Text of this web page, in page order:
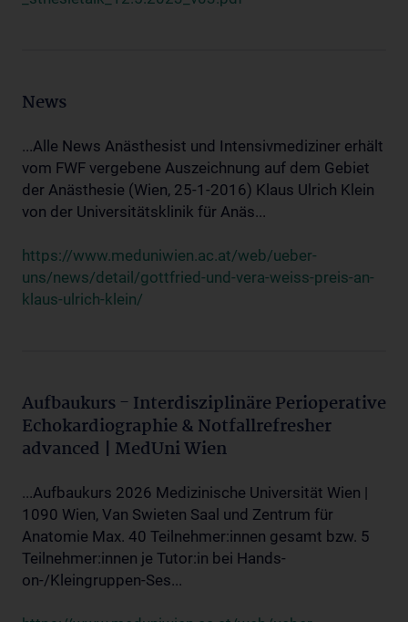
News
...Alle News Anästhesist und Intensivmediziner erhält
vom FWF vergebene Auszeichnung auf dem Gebiet
der Anästhesie (Wien, 25-1-2016) Klaus Ulrich Klein
von der Universitätsklinik für Anäs...
https://www.meduniwien.ac.at/web/ueber-
uns/news/detail/gottfried-und-vera-weiss-preis-an-
klaus-ulrich-klein/
Aufbaukurs - Interdisziplinäre Perioperative
Echokardiographie & Notfallrefresher
advanced | MedUni Wien
...Aufbaukurs 2026 Medizinische Universität Wien |
1090 Wien, Van Swieten Saal und Zentrum für
Anatomie Max. 40 Teilnehmer:innen gesamt bzw. 5
Teilnehmer:innen je Tutor:in bei Hands-
on-/Kleingruppen-Ses...